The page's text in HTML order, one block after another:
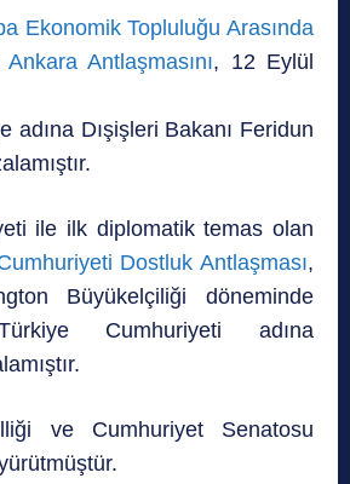
Ekonomik Topluluğu Arasında
Antlaşmasını, 12 Eylül
adına Dışişleri Bakanı Feridun
ile ilk diplomatik temas olan
Dostluk Antlaşması,
Büyükelçiliği döneminde
Cumhuriyeti adına
ve Cumhuriyet Senatosu